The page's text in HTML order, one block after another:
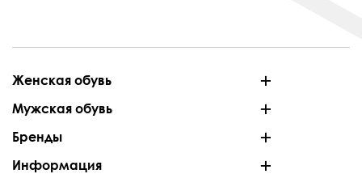
Женская обувь
Мужская обувь
Бренды
Информация